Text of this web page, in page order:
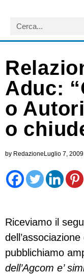
Aduc:
o
o
by Redazione Luglio 7, 2009
Riceviamo il
pubblichiamo
dell’Agcom e’